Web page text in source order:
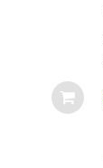
para
de